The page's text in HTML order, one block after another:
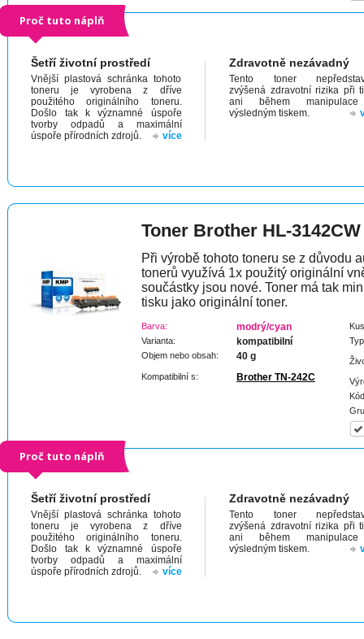
Proč tuto náplň
Šetří životní prostředí
Vnější plastová schránka tohoto
toneru je vyrobena z dříve
použitého originálního toneru.
Došlo tak k významné úspoře
tvorby odpadů a maximální
úspoře přírodních zdrojů.
více
Zdravotně nezávadný
Tento toner
zvýšená zdravotní rizika při
ani během
výsledným tiskem.
Toner Brother HL-3142CW
Při výrobě tohoto toneru se z důvodu
tonerů využívá 1x použitý originální
součástky jsou nové. Toner má tak
tisku jako originální toner.
Barva: modrý/cyan
Varianta: kompatibilní
Objem nebo obsah: 40 g
Kompatibilní s: Brother TN-242C
Proč tuto náplň
Šetří životní prostředí
Vnější plastová schránka tohoto
toneru je vyrobena z dříve
použitého originálního toneru.
Došlo tak k významné úspoře
tvorby odpadů a maximální
úspoře přírodních zdrojů.
více
Zdravotně nezávadný
Tento toner
zvýšená zdravotní rizika při
ani během
výsledným tiskem.